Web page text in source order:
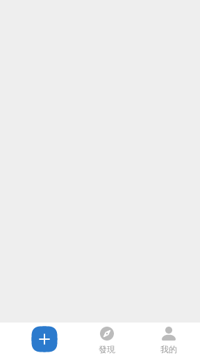
發現 我的